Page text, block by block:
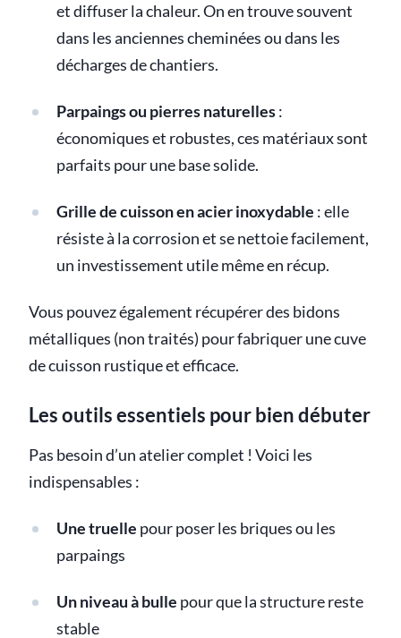
et diffuser la chaleur. On en trouve souvent
dans les anciennes cheminées ou dans les
décharges de chantiers.
Parpaings ou pierres naturelles:
économiques et robustes, ces matériaux sont
parfaits pour une base solide.
Grille de cuisson en acier inoxydable : elle
résiste à la corrosion et se nettoie facilement,
un investissement utile même en récup.
Vous pouvez également récupérer des bidons
métalliques (non traités) pour fabriquer une cuve
de cuisson rustique et efficace.
Les outils essentiels pour bien débuter
Pas besoin d’un atelier complet ! Voici les
indispensables :
Une truelle pour poser les briques ou les
parpaings
Un niveau à bulle pour que la structure reste
stable